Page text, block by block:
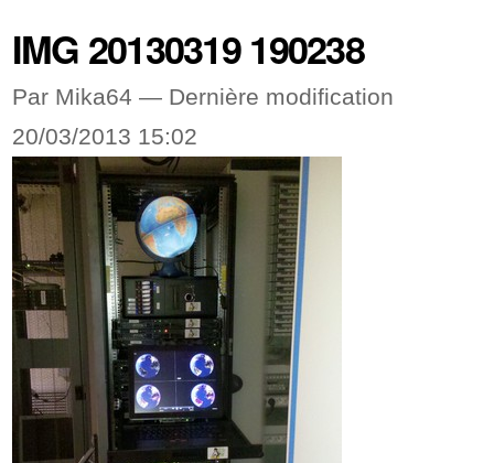
IMG 20130319 190238
Par Mika64 — Dernière modification
20/03/2013 15:02